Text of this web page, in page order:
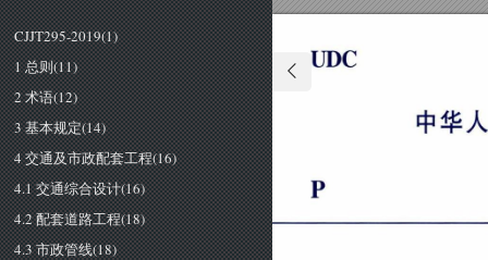
CJJT295-2019(1)
1 总则(11)
2 术语(12)
3 基本规定(14)
4 交通及市政配套工程(16)
4.1 交通综合设计(16)
4.2 配套道路工程(18)
4.3 市政管线(18)
ＵＤＣ
中